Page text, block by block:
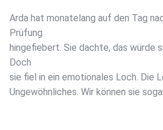
Arda hat monatelang auf den Tag
Prüfung
hingefiebert. Sie dachte, das würde
Doch
sie fiel in ein emotionales Loch. Die
Ungewöhnliches. Wir können sie